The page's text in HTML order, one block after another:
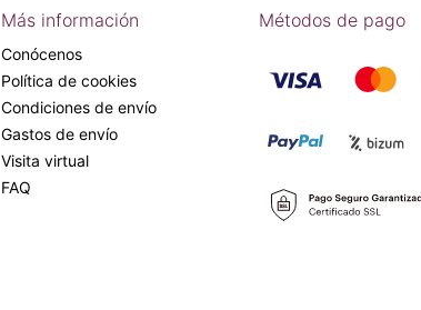
Más información
Conócenos
Política de cookies
Condiciones de envío
Gastos de envío
Visita virtual
FAQ
Métodos de pago